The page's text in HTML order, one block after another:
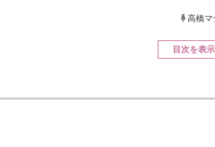
エ
高橋マ
目次を表示